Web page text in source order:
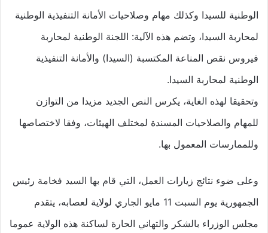
الوطنية للسيدا وكذلك مهام وصلاحيات الأمانة التنفيذية الوطنية
لمحاربة السيدا، وتضم هذه الآلية: اللجنة الوطنية لمحاربة
فيروس نقص المناعة المكتسبة (السيدا) والأمانة التنفيذية
الوطنية لمحاربة السيدا.
وتحقيقا لهذه الغاية، يكرس النص الجديد مزيدا من التوازن
للمهام والصلاحيات المسندة لمختلف الهيئات، وفقا لاختصاصها
وللممارسات المعمول بها.
وعلى ضوء نتائج زيارات العمل، التي قام بها السيد فخامة رئيس
الجمهورية يوم السبت 11 مايو الجاري لولاية لعصابه، يتقدم
مجلس الوزراء بالشكر والتهاني الحارة لساكنة هذه الولاية عموما